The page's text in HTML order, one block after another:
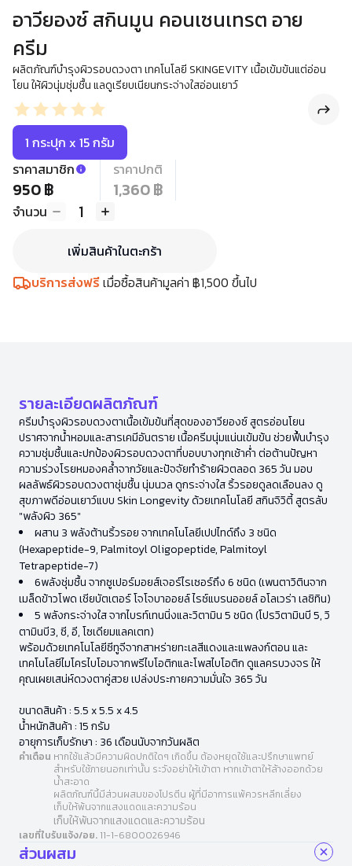
อาวียองซ์ สกินมูน คอนเซนเทรต อาย
ครีม
ผลิตภัณฑ์บำรุงผิวรอบดวงตา เทคโนโลยี SKINGEVITY เนื้อเข้มข้นแต่อ่อน
โยน ให้ผิวนุ่มชุ่มชื้น แลดูเรียบเนียนกระจ่างใสอ่อนเยาว์
1 กระปุก x 15 กรัม
ราคาสมาชิก
950 ฿
ราคาปกติ
1,360 ฿
จำนวน 1
เพิ่มสินค้าในตะกร้า
บริการส่งฟรีเมื่อซื้อสินค้ามูลค่า ฿1,500 ขึ้นไป
รายละเอียดผลิตภัณฑ์
ครีมบำรุงผิวรอบดวงตาเนื้อเข้มข้นที่สุดของอาวียองซ์ สูตรอ่อนโยน
ปราศจากน้ำหอมและสารเคมีอันตราย เนื้อครีมนุ่มแน่นเข้มข้น ช่วยฟื้นบำรุง
ความชุ่มชื้นและปกป้องผิวรอบดวงตาที่บอบบางทุกเช้าค่ำ ต่อต้านปัญหา
ความร่วงโรยหมองคล้ำจากวัยและปัจจัยทำร้ายผิวตลอด 365 วัน มอบ
ผลลัพธ์ผิวรอบดวงตาชุ่มชื้น นุ่มนวล ดูกระจ่างใส ริ้วรอยดูลดเลือนลง ดู
สุขภาพดีอ่อนเยาว์แบบ Skin Longevity ด้วยเทคโนโลยี สกินจิวิตี้ สูตรลับ
"พลังผิว 365"
ผสาน 3 พลังต้านริ้วรอย จากเทคโนโลยีเปปไทด์ถึง 3 ชนิด
(Hexapeptide-9, Palmitoyl Oligopeptide, Palmitoyl
Tetrapeptide-7)
6พลังชุ่มชื้น จากซูเปอร์มอยส์เจอร์ไรเซอร์ถึง 6 ชนิด (เพนตาวิตินจาก
เมล็ดข้าวโพด เชียบัตเตอร์ โจโจบาออยล์ ไรซ์แบรนออยล์ อโลเวร่า เลซิทิน)
5 พลังกระจ่างใส จากไบรท์เทนนิ่งและวิตามิน 5 ชนิด (โปรวิตามินบี 5, วิ
ตามินบี3, ซี, อี, โซเดียมแลคเตท)
พร้อมด้วยเทคโนโลยีซีทูจีจากสาหร่ายทะเลสีแดงและแพลงก์ตอน และ
เทคโนโลยีไมโครไบโอมจากพรีไบโอติกและโพสไบโอติก ดูแลครบวงจร ให้
คุณเผยเสน่ห์ดวงตาคู่สวย เปล่งประกายความมั่นใจ 365 วัน
ขนาดสินค้า : 5.5 x 5.5 x 4.5
น้ำหนักสินค้า : 15 กรัม
อายุการเก็บรักษา : 36 เดือนนับจากวันผลิต
คำเตือน หากใช้แล้วมีความผิดปกติใดๆ เกิดขึ้น ต้องหยุดใช้และปรึกษาแพทย์
สำหรับใช้ภายนอกเท่านั้น ระวังอย่าให้เข้าตา หากเข้าตาให้ล้างออกด้วย
น้ำสะอาด
ผลิตภัณฑ์นี้มีส่วนผสมของโปรตีน ผู้ที่มีอาการแพ้ควรหลีกเลี่ยง
เก็บให้พ้นจากแสงแดดและความร้อน
เก็บให้พ้นจากแสงแดดและความร้อน
เลขที่ใบรับแจ้ง/อย. 11-1-6800026946
ส่วนผสม